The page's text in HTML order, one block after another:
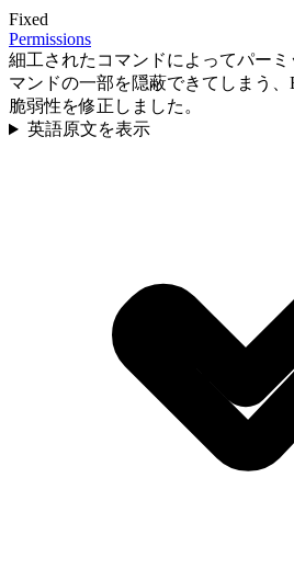
Fixed
Permissions
細工されたコマンドによってパー
マンドの一部を隠蔽できてしまう
脆弱性を修正しました。
英語原文を表示